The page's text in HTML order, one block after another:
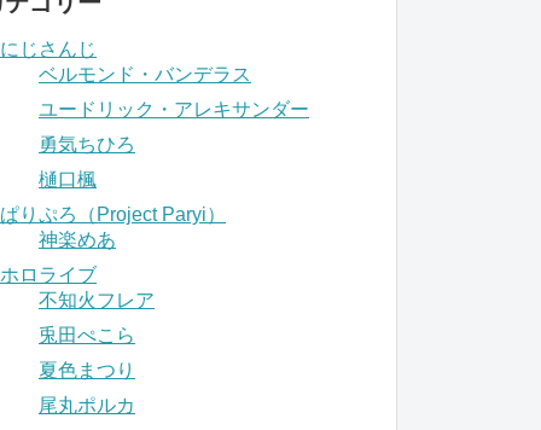
にじさんじ
ベルモンド・バンデラス
ユードリック・アレキサンダー
勇気ちひろ
樋口楓
ぱりぷろ（Project Paryi）
神楽めあ
ホロライブ
不知火フレア
兎田ぺこら
夏色まつり
尾丸ポルカ